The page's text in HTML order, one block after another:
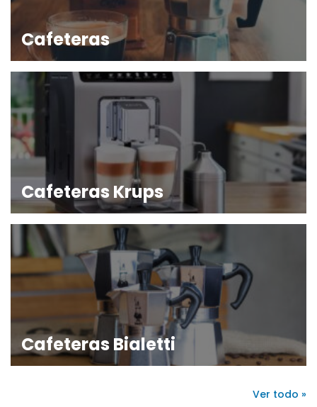
Cafeteras
Cafeteras Krups
Cafeteras Bialetti
Ver todo »